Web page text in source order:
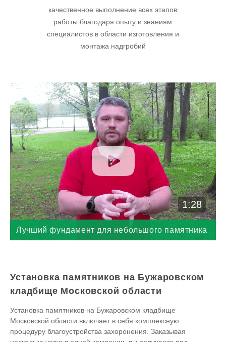
качественное выполнение всех этапов
работы благодаря опыту и знаниям
специалистов в области изготовления и
монтажа надгробий
1:28
Лучший фундамент для небольшого памятника
Установка памятников на Бужаровском
кладбище Московской области
Установка памятников на Бужаровском кладбище
Московской области включает в себя комплексную
процедуру благоустройства захоронения. Заказывая